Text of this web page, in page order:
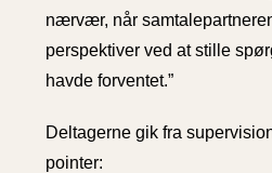
nærvær, når
perspektiver ved at stille
havde forventet.”
Deltagerne gik fra
pointer: